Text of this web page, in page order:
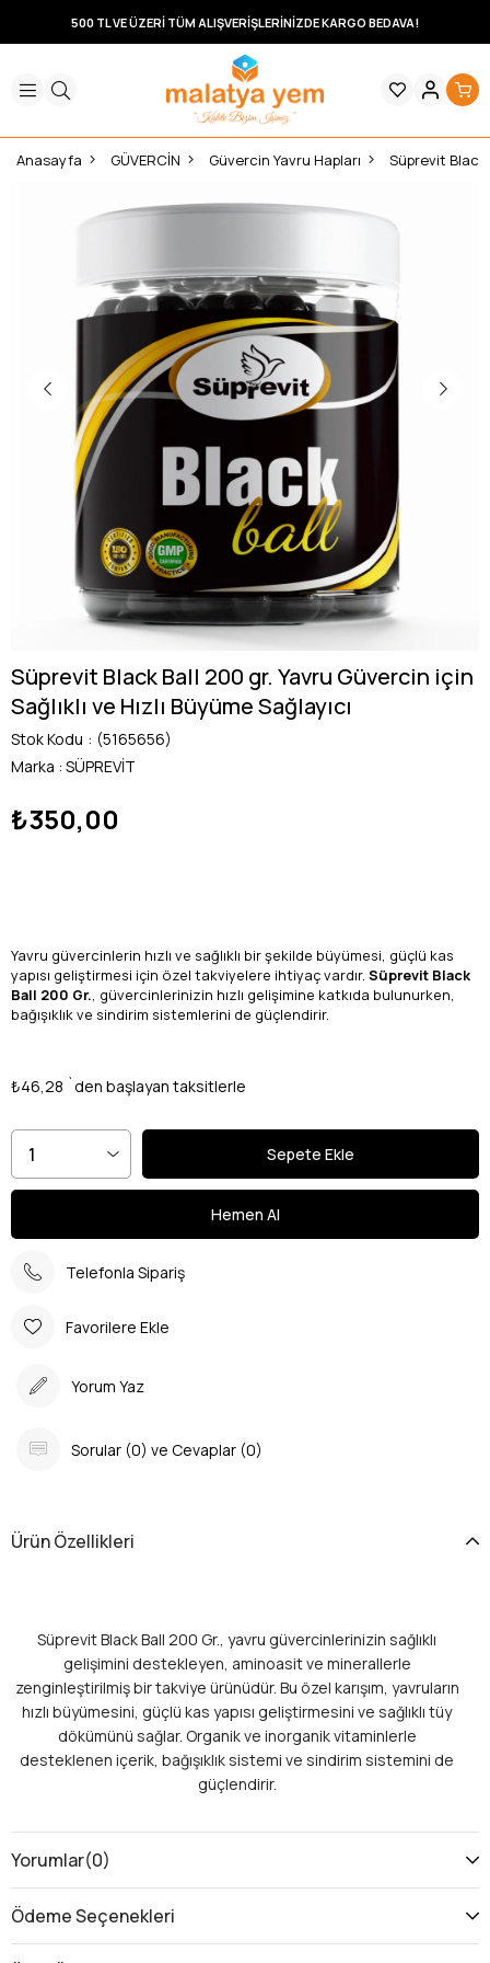
500 TL VE ÜZERİ TÜM ALIŞVERİŞLERİNİZDE KARGO BEDAVA!
Anasayfa GÜVERCİN Güvercin Yavru Hapları
Süprevit Black Ball 200 gr. Yavru Güvercin için
Sağlıklı ve Hızlı Büyüme Sağlayıcı
Stok Kodu
(5165656)
Marka : SÜPREVİT
₺350,00
Yavru güvercinlerin hızlı ve sağlıklı bir şekilde büyümesi, güçlü kas
yapısı geliştirmesi için özel takviyelere ihtiyaç vardır. Süprevit Black
Ball 200 Gr., güvercinlerinizin hızlı gelişimine katkıda bulunurken,
bağışıklık ve sindirim sistemlerini de güçlendirir.
₺46,28 `den başlayan taksitlerle
Telefonla Sipariş
Favorilere Ekle
Yorum Yaz
Sorular (0) ve Cevaplar (0)
Ürün Özellikleri
Süprevit Black Ball 200 Gr., yavru güvercinlerinizin sağlıklı
gelişimini destekleyen, aminoasit ve minerallerle
zenginleştirilmiş bir takviye ürünüdür. Bu özel karışım, yavruların
hızlı büyümesini, güçlü kas yapısı geliştirmesini ve sağlıklı tüy
dökümünü sağlar. Organik ve inorganik vitaminlerle
desteklenen içerik, bağışıklık sistemi ve sindirim sistemini de
güçlendirir.
✔️Hızlı Gelişim:Yavru güvercinlerin sağlıklı ve hızlı büyümesini
Yorumlar(0)
Ödeme Seçenekleri